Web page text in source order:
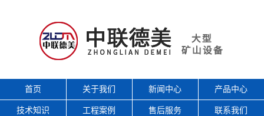
首页 关于我们 新闻中心 产品中心
技术知识 工程案例 售后服务 联系我们